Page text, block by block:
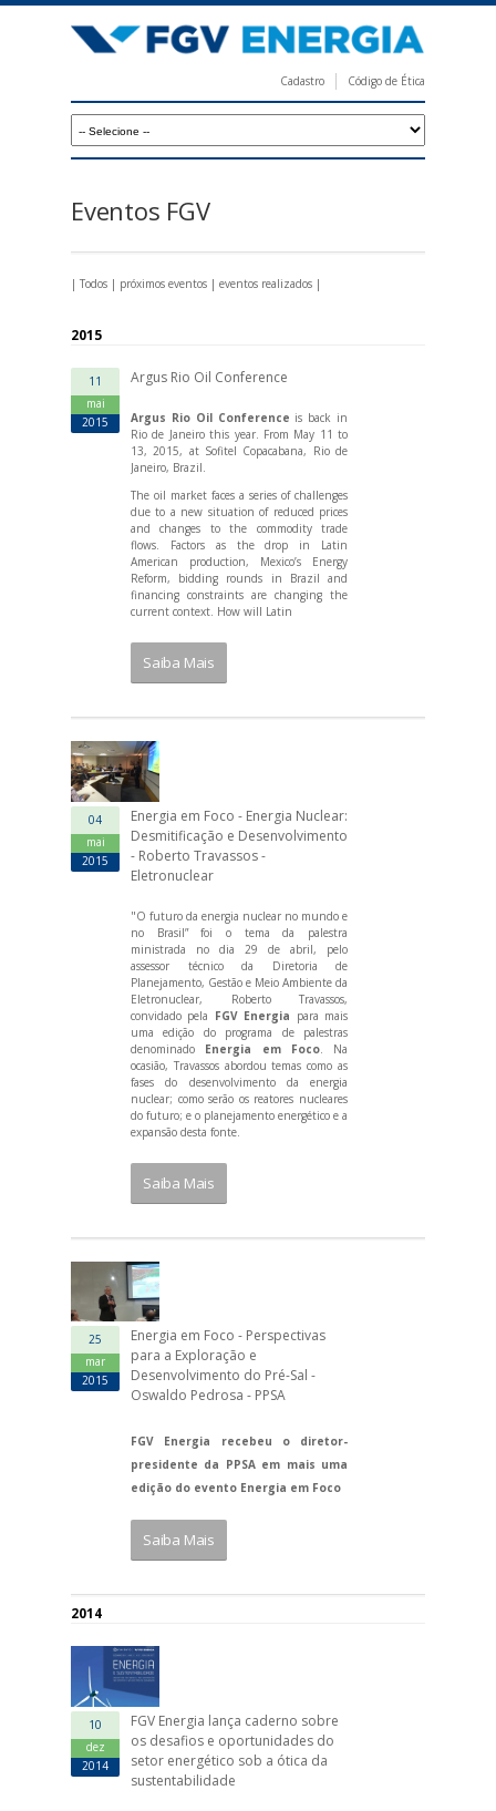
para
principal
V
r
a
Cadastro Código de Ética
Eventos FGV
| Todos | próximos eventos | eventos realizados |
2015
11
mai
2015
Argus Rio Oil Conference
Argus Rio Oil Conference is back in
Rio de Janeiro this year. From May 11 to
13, 2015, at Sofitel Copacabana, Rio de
Janeiro, Brazil.
The oil market faces a series of challenges
due to a new situation of reduced prices
and changes to the commodity trade
flows. Factors as the drop in Latin
American production, Mexico’s Energy
Reform, bidding rounds in Brazil and
financing constraints are changing the
current context. How will Latin
Saiba Mais
04
mai
2015
Energia em Foco - Energia Nuclear:
Desmitificação e Desenvolvimento
- Roberto Travassos -
Eletronuclear
"O futuro da energia nuclear no mundo e
no Brasil” foi o tema da palestra
ministrada no dia 29 de abril, pelo
assessor técnico da Diretoria de
Planejamento, Gestão e Meio Ambiente da
Eletronuclear, Roberto Travassos,
convidado pela FGV Energia para mais
uma edição do programa de palestras
denominado Energia em Foco. Na
ocasião, Travassos abordou temas como as
fases do desenvolvimento da energia
nuclear; como serão os reatores nucleares
do futuro; e o planejamento energético e a
expansão desta fonte.
Saiba Mais
25
mar
2015
Energia em Foco - Perspectivas
para a Exploração e
Desenvolvimento do Pré-Sal -
Oswaldo Pedrosa - PPSA
FGV Energia recebeu o diretor-
presidente da PPSA em mais uma
edição do evento Energia em Foco
Saiba Mais
2014
10
dez
2014
FGV Energia lança caderno sobre
os desafios e oportunidades do
setor energético sob a ótica da
sustentabilidade